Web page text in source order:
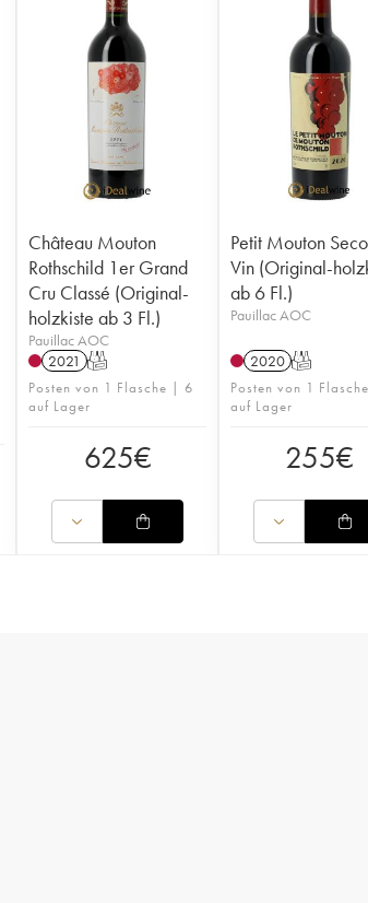
Château Mouton
Rothschild 1er Grand
Cru Classé (Original-
holzkiste ab 3 Fl.)
Pauillac AOC
2021 T
Posten von 1 Flasche | 6
auf Lager
625€
Petit Mouton
Vin (Original-
ab 6 Fl.)
Pauillac AOC
2020 T
Posten von 1
auf Lager
255€